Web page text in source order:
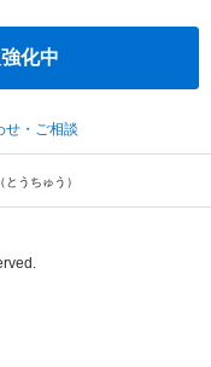
化中
せ・ご相談
うちゅう）